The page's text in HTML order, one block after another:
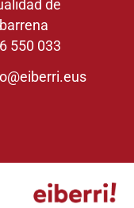
de
550 033